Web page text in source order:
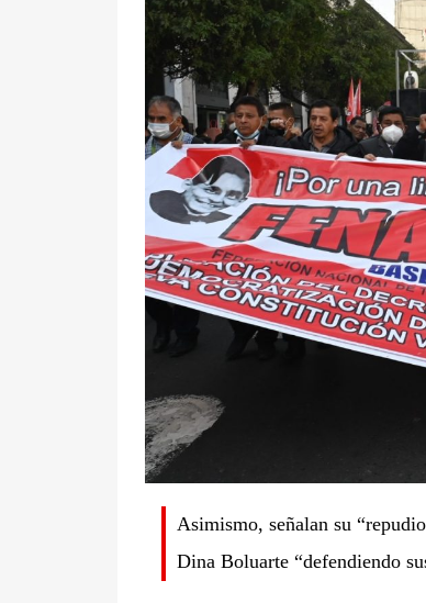
Asimismo, señalan su
Dina Boluarte “defendiendo